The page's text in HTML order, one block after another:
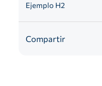
Ejemplo H2
Compartir